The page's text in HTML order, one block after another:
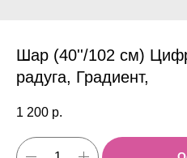
Шар (40''/102 см)
радуга, Градиент,
1 200 р.